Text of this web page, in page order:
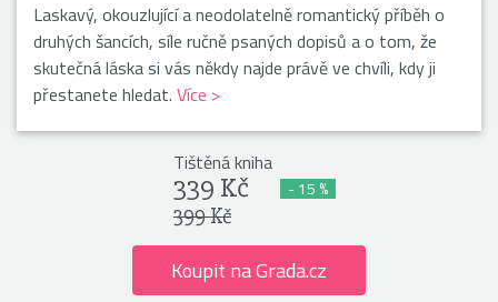
Laskavý, okouzlující a neodolatelně romantický příběh o
druhých šancích, síle ručně psaných dopisů a o tom, že
skutečná láska si vás někdy najde právě ve chvíli, kdy ji
přestanete hledat. Více >
Koupit na Grada.cz
Tištěná kniha
339 Kč
399 Kč
- 15 %